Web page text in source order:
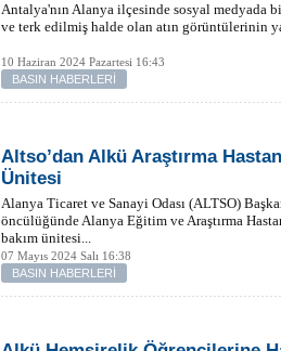
Antalya'nın Alanya ilçesinde sosyal medyada
ve terk edilmiş halde olan atın görüntülerinin
10 Haziran 2024 Pazartesi 16:43
BASIN HABERLERİ
Altso’dan Alkü Araştırma
Ünitesi
Alanya Ticaret ve Sanayi Odası (ALTSO)
öncülüğünde Alanya Eğitim ve Araştırma
bakım ünitesi...
07 Mayıs 2024 Salı 16:38
BASIN HABERLERİ